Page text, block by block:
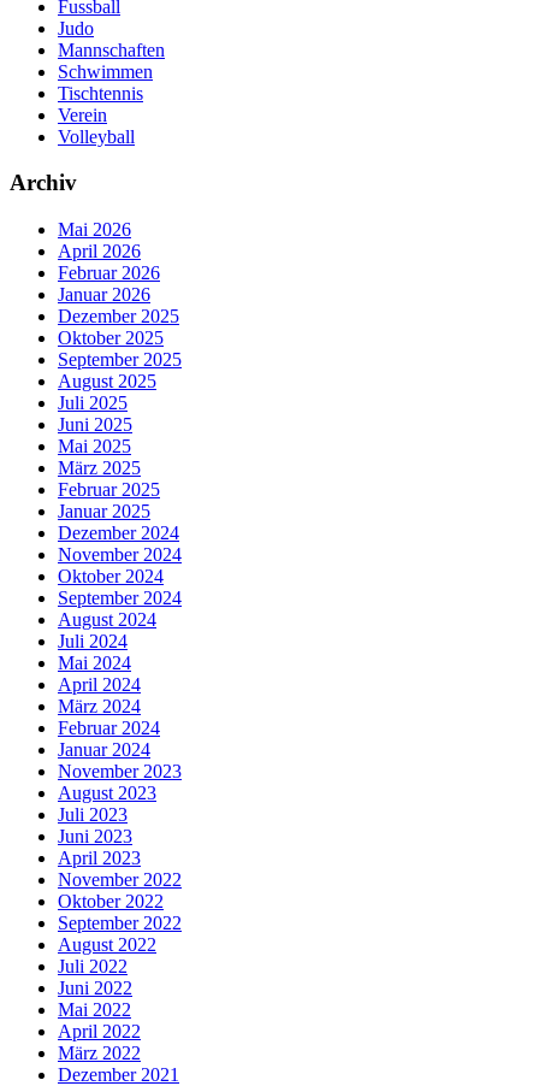
Fussball
Judo
Mannschaften
Schwimmen
Tischtennis
Verein
Volleyball
Archiv
Mai 2026
April 2026
Februar 2026
Januar 2026
Dezember 2025
Oktober 2025
September 2025
August 2025
Juli 2025
Juni 2025
Mai 2025
März 2025
Februar 2025
Januar 2025
Dezember 2024
November 2024
Oktober 2024
September 2024
August 2024
Juli 2024
Mai 2024
April 2024
März 2024
Februar 2024
Januar 2024
November 2023
August 2023
Juli 2023
Juni 2023
April 2023
November 2022
Oktober 2022
September 2022
August 2022
Juli 2022
Juni 2022
Mai 2022
April 2022
März 2022
Dezember 2021